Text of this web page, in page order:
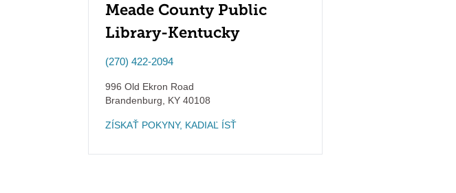
Meade County Public
Library-Kentucky
(270) 422-2094
996 Old Ekron Road
Brandenburg
KY 40108
ZÍSKAŤ POKYNY, KADIAĽ ÍSŤ